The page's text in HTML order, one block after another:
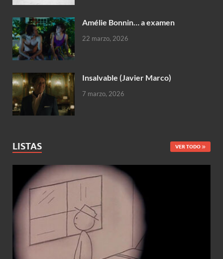
Amélie Bonnin… a examen
22 marzo, 2026
Insalvable (Javier Marco)
7 marzo, 2026
LISTAS VER TODO